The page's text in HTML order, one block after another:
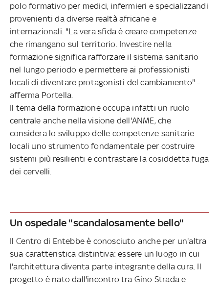
polo formativo per medici, infermieri e specializzandi
provenienti da diverse realtà africane e
internazionali. "La vera sfida è creare competenze
che rimangano sul territorio. Investire nella
formazione significa rafforzare il sistema sanitario
nel lungo periodo e permettere ai professionisti
locali di diventare protagonisti del cambiamento" -
afferma Portella.
Il tema della formazione occupa infatti un ruolo
centrale anche nella visione dell'ANME, che
considera lo sviluppo delle competenze sanitarie
locali uno strumento fondamentale per costruire
sistemi più resilienti e contrastare la cosiddetta fuga
dei cervelli.
Un ospedale "scandalosamente bello"
Il Centro di Entebbe è conosciuto anche per un'altra
sua caratteristica distintiva: essere un luogo in cui
l'architettura diventa parte integrante della cura. Il
progetto è nato dall'incontro tra Gino Strada e